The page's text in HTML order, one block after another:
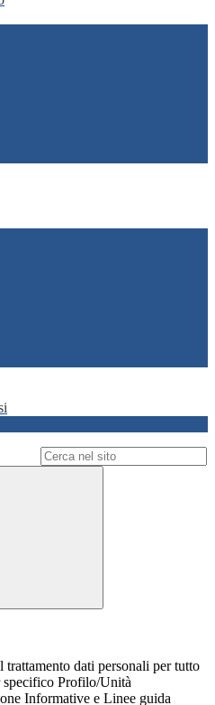
dati personali per tutto
specifico Profilo/Unità
Informative e Linee guida